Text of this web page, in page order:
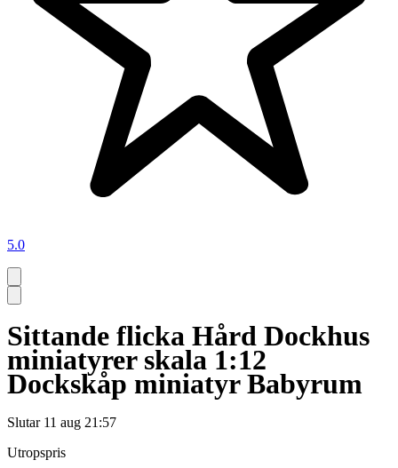
5.0
Sittande flicka Hård Dockhus
miniatyrer skala 1:12
Dockskåp miniatyr Babyrum
Slutar 11 aug 21:57
Utropspris